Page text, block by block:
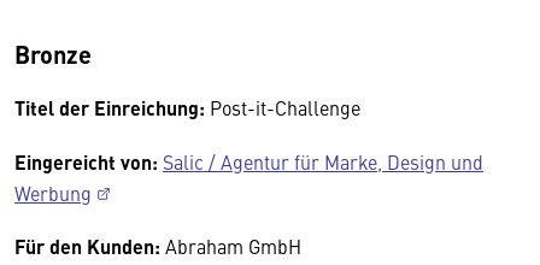
Bronze
Titel der Einreichung: Post-it-Challenge
Eingereicht von: Salic / Agentur für Marke, Design und
Werbung
Für den Kunden: Abraham GmbH